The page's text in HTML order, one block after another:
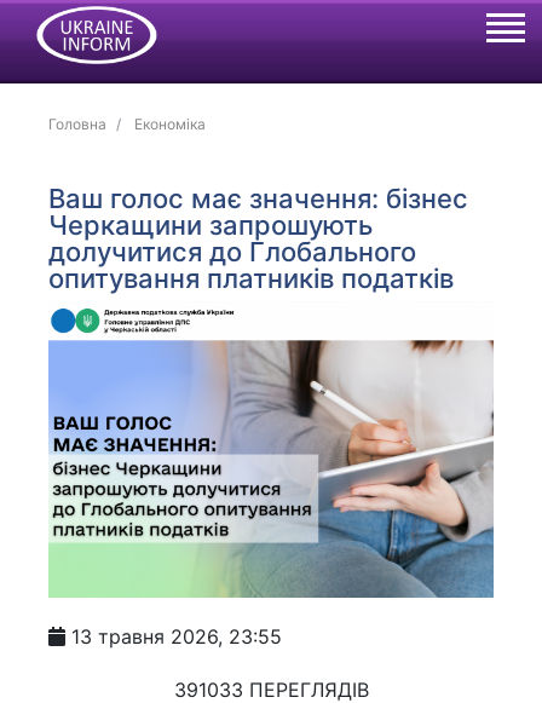
Головна Економіка
Ваш голос має значення: бізнес
Черкащини запрошують
долучитися до Глобального
опитування платників податків
13 травня 2026, 23:55
391033 ПЕРЕГЛЯДІВ